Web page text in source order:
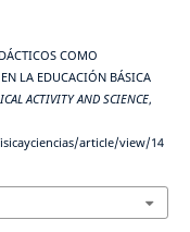
COMO
LA EDUCACIÓN BÁSICA
ACTIVITY AND SCIENCE,
article/view/14